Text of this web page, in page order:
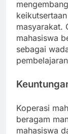
masyarakat.
mahasiswa
sebagai
Koperasi
beragam
mahasiswa